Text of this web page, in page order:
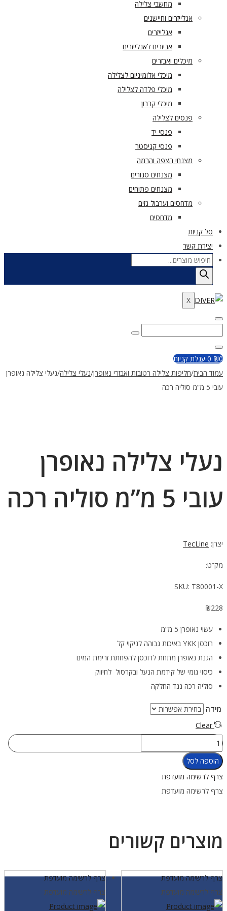
מחשבי צלילה
אנלייזרים וחיישנים
אנלייזרים
אביזרים לאנלייזרים
מיכלים ואבזרים
מיכלי אלומיניום לצלילה
מיכלי פלדה לצלילה
מיכלי קרבון
פנסים לצלילה
פנסי יד
פנסי קניסטר
מצנחי הצפה והרמה
מצנחים סגורים
מצנחים פתוחים
מדחסים וערבול גזים
מדחסים
סל קניות
יצירת קשר
Products
search
X
Enter
Keywordfor:
Close
₪0
0 עגלת קניות
עמוד הבית/חליפות צלילה רטובות ואבזרי נאופרן/נעלי צלילה/נעלי צלילה נאופרן
עובי 5 מ”מ סוליה רכה
נעלי צלילה נאופרן
עובי 5 מ”מ סוליה רכה
יצרן: TecLine
מק”ט:
SKU: T80001-X
₪228
עשוי נאופרן 5 מ”מ
רוכסן YKK באיכות גבוהה לניקוי קל
הגנת נאופרן מתחת לרוכסן להפחתת זרימת המים
כיסוי גומי של קידמת הנעל ובקרסול לחיזוק
סוליה רכה נגד החלקה
מידה
Clear
כמות
של
נעלי
צלילה
נאופרן
מ"מ
רכה
הוספה לסל
צרף לרשימה מועדפת
צרף לרשימה מועדפת
מוצרים קשורים
צרף לרשימה מועדפת
צרף לרשימה מועדפת
צרף לרשימה מועדפת
צרף לרשימה מועדפת